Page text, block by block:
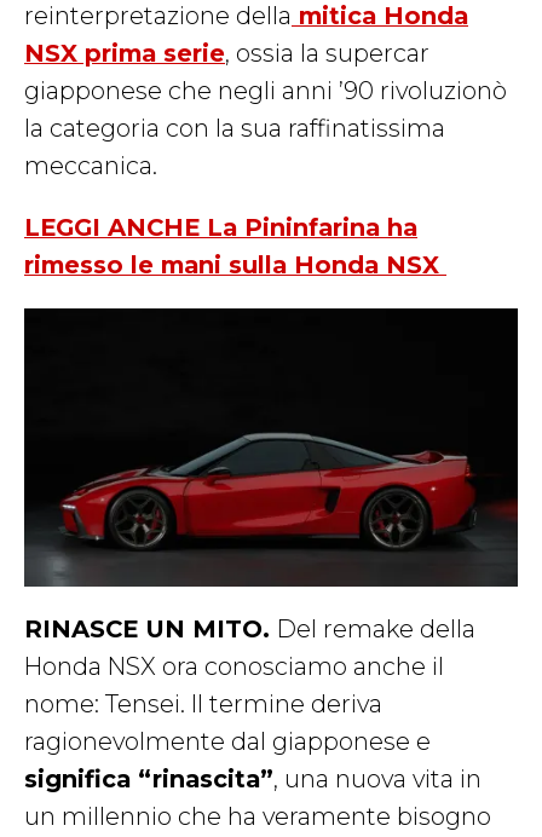
reinterpretazione della mitica Honda
NSX prima serie, ossia la supercar
giapponese che negli anni ’90 rivoluzionò
la categoria con la sua raffinatissima
meccanica.
LEGGI ANCHE La Pininfarina ha
rimesso le mani sulla Honda NSX
RINASCE UN MITO. Del remake della
Honda NSX ora conosciamo anche il
nome: Tensei. Il termine deriva
ragionevolmente dal giapponese e
significa “rinascita”, una nuova vita in
un millennio che ha veramente bisogno